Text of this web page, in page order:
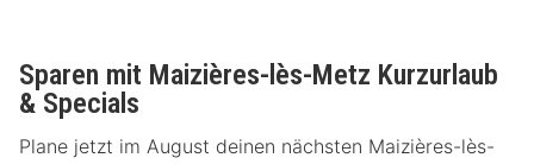
Sparen mit Maizières-lès-Metz Kurzurlaub
& Specials
Plane jetzt im August deinen nächsten Maizières-lès-